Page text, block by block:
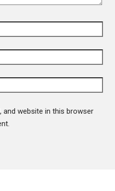
and website in this browser